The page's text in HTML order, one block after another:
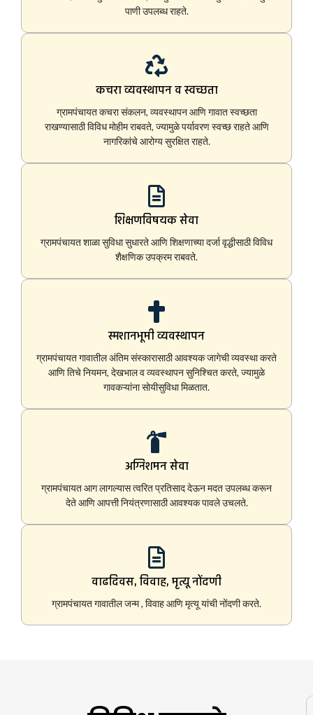
पाणी उपलब्ध राहते.
कचरा व्यवस्थापन व स्वच्छता
ग्रामपंचायत कचरा संकलन, व्यवस्थापन आणि गावात स्वच्छता
राखण्यासाठी विविध मोहीम राबवते, ज्यामुळे पर्यावरण स्वच्छ राहते आणि
नागरिकांचे आरोग्य सुरक्षित राहते.
शिक्षणविषयक सेवा
ग्रामपंचायत शाळा सुविधा सुधारते आणि शिक्षणाच्या दर्जा वृद्धीसाठी विविध
शैक्षणिक उपक्रम राबवते.
स्मशानभूमी व्यवस्थापन
ग्रामपंचायत गावातील अंतिम संस्कारासाठी आवश्यक जागेची व्यवस्था करते
आणि तिचे नियमन, देखभाल व व्यवस्थापन सुनिश्चित करते, ज्यामुळे
गावकऱ्यांना सोयीसुविधा मिळतात.
अग्निशमन सेवा
ग्रामपंचायत आग लागल्यास त्वरित प्रतिसाद देऊन मदत उपलब्ध करून
देते आणि आपत्ती नियंत्रणासाठी आवश्यक पावले उचलते.
वाढदिवस, विवाह, मृत्यू नोंदणी
ग्रामपंचायत गावातील जन्म , विवाह आणि मृत्यू यांची नोंदणी करते.